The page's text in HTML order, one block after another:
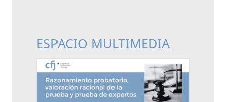
ESPACIO MULTIMEDIA